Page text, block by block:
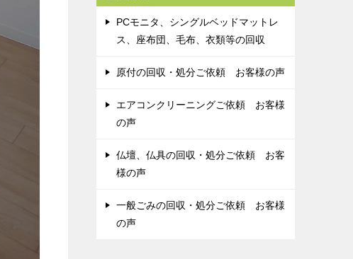
PCモニタ、シングルベッドマットレ
ス、座布団、毛布、衣類等の回収
原付の回収・処分ご依頼 お客様の声
エアコンクリーニングご依頼 お客様
の声
仏壇、仏具の回収・処分ご依頼 お客
様の声
一般ごみの回収・処分ご依頼 お客様
の声